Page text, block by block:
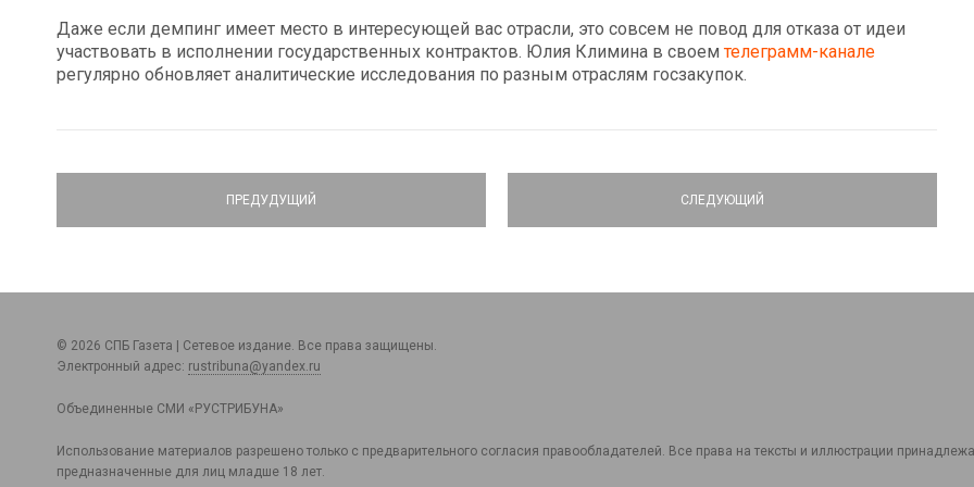
Даже если демпинг имеет место в интересующей вас отрасли, это совсем не повод для отказа от идеи
участвовать в исполнении государственных контрактов. Юлия Климина в своемтелеграмм-канале
регулярно обновляет аналитические исследования по разным отраслям госзакупок.
ПРЕДУДУЩИЙ СЛЕДУЮЩИЙ
© 2026 СПБ Газета | Сетевое издание. Все права защищены.
Электронный адрес: rustribuna@yandex.ru
Объединенные СМИ «РУСТРИБУНА»
Использование материалов разрешено только с предварительного согласия правообладателей. Все права на тексты и иллюстрации
предназначенные для лиц младше 18 лет.